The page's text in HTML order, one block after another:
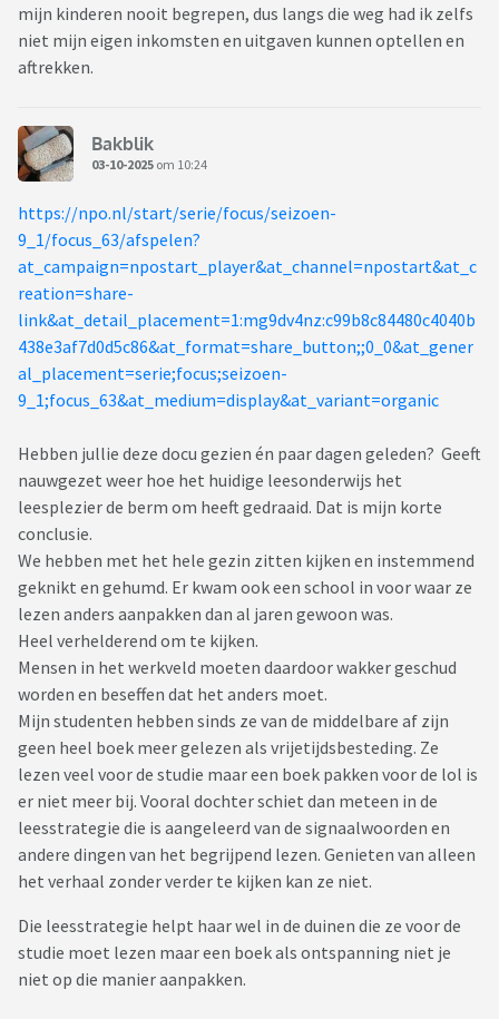
mijn kinderen nooit begrepen, dus langs die weg had ik zelfs
niet mijn eigen inkomsten en uitgaven kunnen optellen en
aftrekken.
Bakblik
03-10-2025 om 10:24
https://npo.nl/start/serie/focus/seizoen-
9_1/focus_63/afspelen?
at_campaign=npostart_player&at_channel=npostart&at_c
reation=share-
link&at_detail_placement=1:mg9dv4nz:c99b8c84480c4040b
438e3af7d0d5c86&at_format=share_button;;0_0&at_gener
al_placement=serie;focus;seizoen-
9_1;focus_63&at_medium=display&at_variant=organic
Hebben jullie deze docu gezien én paar dagen geleden? Geeft
nauwgezet weer hoe het huidige leesonderwijs het
leesplezier de berm om heeft gedraaid. Dat is mijn korte
conclusie.
We hebben met het hele gezin zitten kijken en instemmend
geknikt en gehumd. Er kwam ook een school in voor waar ze
lezen anders aanpakken dan al jaren gewoon was.
Heel verhelderend om te kijken.
Mensen in het werkveld moeten daardoor wakker geschud
worden en beseffen dat het anders moet.
Mijn studenten hebben sinds ze van de middelbare af zijn
geen heel boek meer gelezen als vrijetijdsbesteding. Ze
lezen veel voor de studie maar een boek pakken voor de lol is
er niet meer bij. Vooral dochter schiet dan meteen in de
leesstrategie die is aangeleerd van de signaalwoorden en
andere dingen van het begrijpend lezen. Genieten van alleen
het verhaal zonder verder te kijken kan ze niet.
Die leesstrategie helpt haar wel in de duinen die ze voor de
studie moet lezen maar een boek als ontspanning niet je
niet op die manier aanpakken.